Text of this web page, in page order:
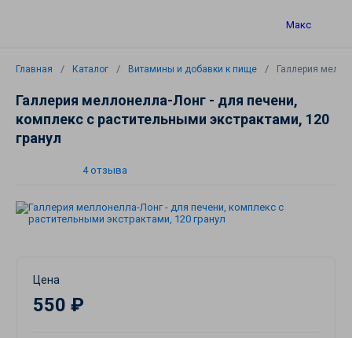
Макс
Главная Каталог Витамины и добавки к пище Галлерия
Галлерия меллонелла-Лонг - для печени,
комплекс с растительными экстрактами, 120
гранул
4 отзыва
Цена
550 ₽